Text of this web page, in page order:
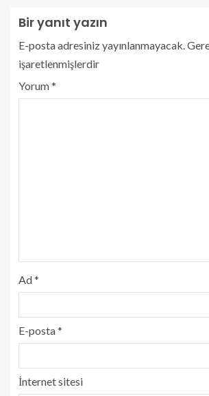
Bir yanıt yazın
E-posta adresiniz yayınlanmayacak.
işaretlenmişlerdir
Yorum*
Ad*
E-posta*
İnternet sitesi